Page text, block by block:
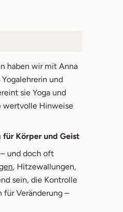
haben wir mit Anna
und
sie Yoga und
wertvolle Hinweise
für Körper und Geist
und doch oft
, Hitzewallungen,
sein, die Kontrolle
für Veränderung –